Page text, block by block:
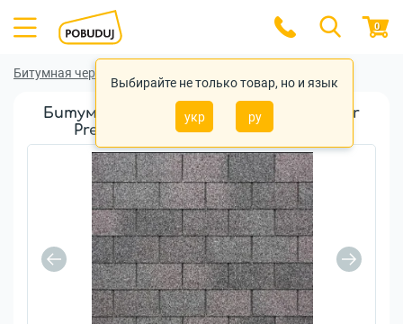
Выбирайте не только товар, но и язык
укр ру
0
Битумная черепица
Битумная черепица Tegola Rectangular
Premium Dark Grey (2101030001550)